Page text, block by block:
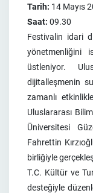
Tarih: 14 Mayıs
Saat: 09.30
Festivalin idari
yönetmenliğini
üstleniyor.
dijitalleşmenin
zamanlı
Uluslararası
Üniversitesi
Fahrettin
birliğiyle
T.C. Kültür ve
desteğiyle